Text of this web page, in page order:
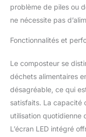
problème de piles ou
ne nécessite pas
Fonctionnalités et
Le composteur se
déchets alimentaires
désagréable, ce qui
satisfaits. La capacité
utilisation quotidienne
L’écran LED intégré